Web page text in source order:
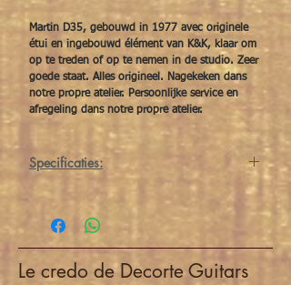
Martin D35, gebouwd in 1977 avec originele
étui en ingebouwd élément van K&K, klaar om
op te treden of op te nemen in de studio. Zeer
goede staat. Alles origineel. Nagekeken dans
notre propre atelier. Persoonlijke service en
afregeling dans notre propre atelier.
Specificaties:
Sitka vurenhout
Rug en zijwanden
Palissander
Le credo de Decorte Guitars